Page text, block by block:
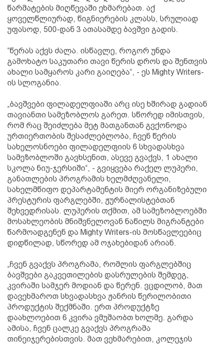
წარმატების მიღწევაში ეხმარებათ. აქ
ყოველწლიურად, წიგნიერების კლასს, სრულიად
უფასოდ, 500-დან 3 ათასამდე ბავშვი გადის.
“წერას აქვს ძალა. ისწავლე, როგორ უნდა
გამოხატო საკუთარი თავი წერის დროს და შენთვის
ახალი სამყაროს კარი გაიღება“, - ეს Mighty Writers-
ის სლოგანია.
„ბავშვები ფილადელფიაში არც ისე ხშირად გადიან
თავიანთი სამეზობლოს გარეთ. სწორედ იმისთვის,
რომ რაც შეიძლება მეტ მათგანთან გვქონოდა
ურთიერთობის შესაძლებლობა, ჩვენ წერის
სახელოსნოები ფილადელფიის 6 სხვადასხვა
სამეზობლოში გავხსენით, ასევე გვაქვს, 1 ახალი
სკოლა ნიუ-ჯერსიში“, - გვიყვება რაქელ ლუპერი,
განათლების პროგრამის ხელმძღვანელი,
სახელმწიფო დეპარტამენტის მიერ ორგანიზებული
პრესტურის ფარგლებში, ჟურნალისტებთან
შეხვედრისას. ლუპერის თქმით, ამ სამეზობლოებში
მოსახლეობის მნიშვნელოვან ნაწილს მიგრანტები
წარმოადგენენ და Mighty Writers-ის მოსწავლეებიც
დიდწილად, სწორედ ამ ოჯახებიდან არიან.
„ჩვენ გვაქვს პროგრამა, რომლის ფარგლებშიც
ბავშვები გაკვეთილების დასრულების შემდეგ,
კვირაში სამჯერ მოდიან და წერენ. ვცდილობ, მათ
დავეხმაროთ სხვადასხვა ჟანრის წერილობითი
პროდუქტის შექმნაში. ერთ პროდუქტზე
დაახლოებით 6 კვირა ვმუშაობთ ხოლმე. გარდა
ამისა, ჩვენ ცალკე გვაქვს პროგრამა
თინეიჯერებისთვის. მათ ვეხმარებით, კოლეჯის